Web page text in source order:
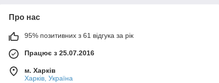
Про нас
95% позитивних з 61 відгука за рік
Працює з 25.07.2016
м. Харків
Харків, Україна